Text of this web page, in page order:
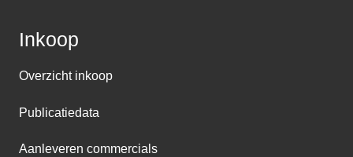
Inkoop
Overzicht inkoop
Publicatiedata
Aanleveren commercials